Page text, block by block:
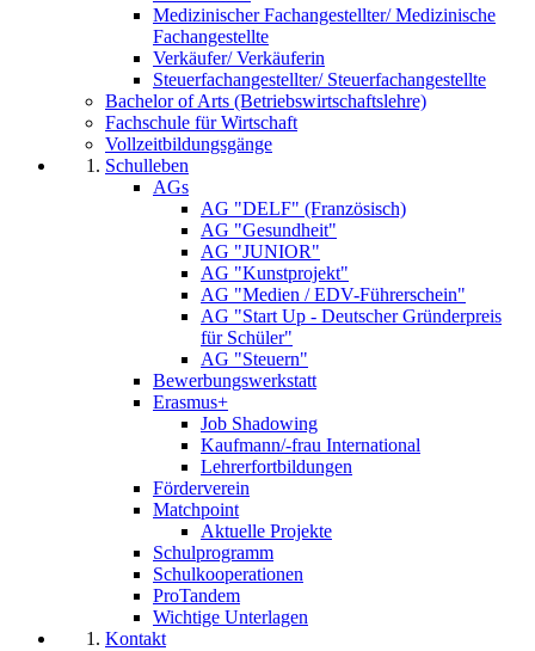
Medizinischer Fachangestellter/ Medizinische
Fachangestellte
Verkäufer/ Verkäuferin
Steuerfachangestellter/ Steuerfachangestellte
Bachelor of Arts (Betriebswirtschaftslehre)
Fachschule für Wirtschaft
Vollzeitbildungsgänge
Schulleben
AGs
AG "DELF" (Französisch)
AG "Gesundheit"
AG "JUNIOR"
AG "Kunstprojekt"
AG "Medien / EDV-Führerschein"
AG "Start Up - Deutscher Gründerpreis
für Schüler"
AG "Steuern"
Bewerbungswerkstatt
Erasmus+
Job Shadowing
Kaufmann/-frau International
Lehrerfortbildungen
Förderverein
Matchpoint
Aktuelle Projekte
Schulprogramm
Schulkooperationen
ProTandem
Wichtige Unterlagen
Kontakt